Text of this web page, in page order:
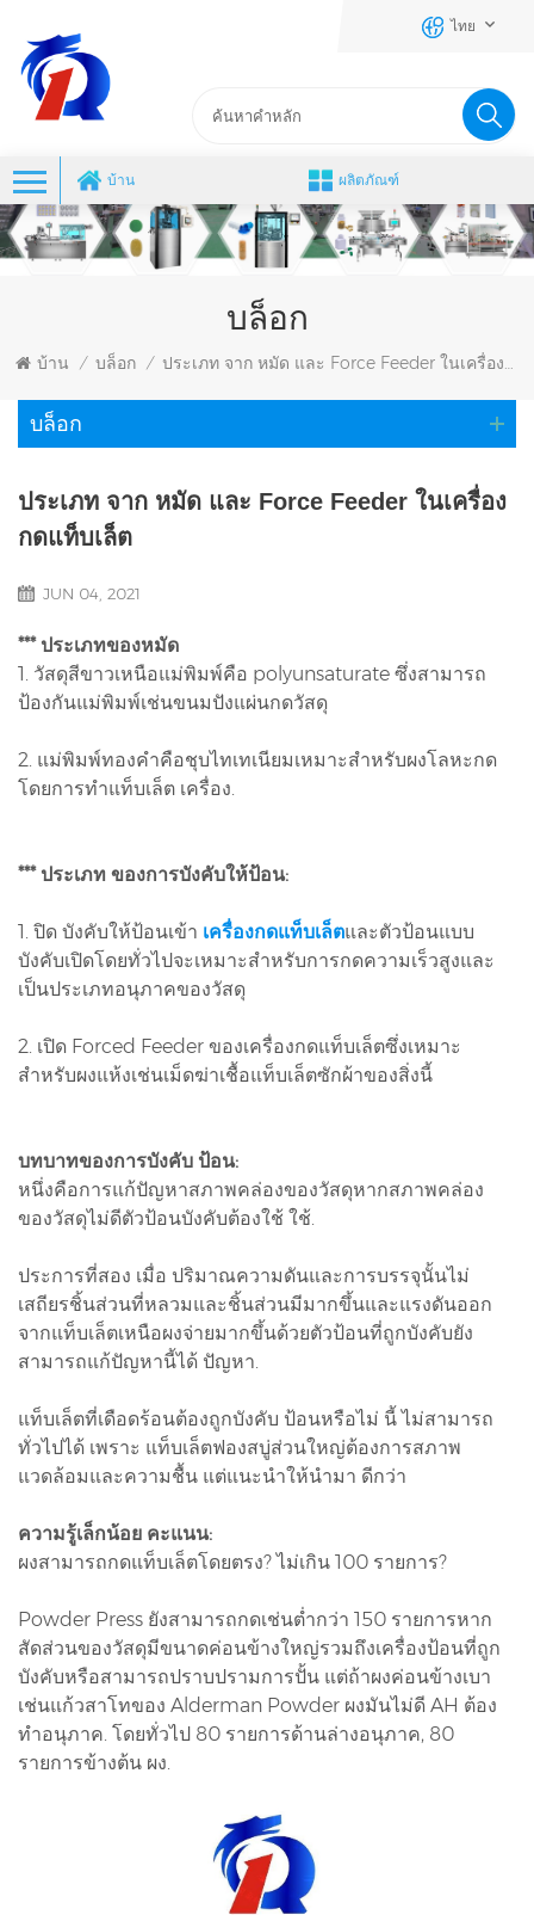
ไทย
บ้าน ผลิตภัณฑ์
บล็อก
บ้าน / บล็อก / ประเภท จาก หมัด และ Force Feeder ในเครื่องกดแท็บเล็ต
บล็อก
ประเภท จาก หมัด และ Force Feeder ในเครื่อง
กดแท็บเล็ต
JUN 04, 2021
*** ประเภทของหมัด
1. วัสดุสีขาวเหนือแม่พิมพ์คือ polyunsaturate ซึ่งสามารถ
ป้องกันแม่พิมพ์เช่นขนมปังแผ่นกดวัสดุ
2. แม่พิมพ์ทองคำคือชุบไทเทเนียมเหมาะสำหรับผงโลหะกด
โดยการทำแท็บเล็ต เครื่อง.
*** ประเภท ของการบังคับให้ป้อน:
1. ปิด บังคับให้ป้อนเข้า เครื่องกดแท็บเล็ตและตัวป้อนแบบ
บังคับเปิดโดยทั่วไปจะเหมาะสำหรับการกดความเร็วสูงและ
เป็นประเภทอนุภาคของวัสดุ
2. เปิด Forced Feeder ของเครื่องกดแท็บเล็ตซึ่งเหมาะ
สำหรับผงแห้งเช่นเม็ดฆ่าเชื้อแท็บเล็ตซักผ้าของสิ่งนี้
บทบาทของการบังคับ ป้อน:
หนึ่งคือการแก้ปัญหาสภาพคล่องของวัสดุหากสภาพคล่อง
ของวัสดุไม่ดีตัวป้อนบังคับต้องใช้ ใช้.
ประการที่สอง เมื่อ ปริมาณความดันและการบรรจุนั้นไม่
เสถียรชิ้นส่วนที่หลวมและชิ้นส่วนมีมากขึ้นและแรงดันออก
จากแท็บเล็ตเหนือผงจ่ายมากขึ้นด้วยตัวป้อนที่ถูกบังคับยัง
สามารถแก้ปัญหานี้ได้ ปัญหา.
แท็บเล็ตที่เดือดร้อนต้องถูกบังคับ ป้อนหรือไม่ นี้ ไม่สามารถ
ทั่วไปได้ เพราะ แท็บเล็ตฟองสบู่ส่วนใหญ่ต้องการสภาพ
แวดล้อมและความชื้น แต่แนะนำให้นำมา ดีกว่า
ความรู้เล็กน้อย คะแนน:
ผงสามารถกดแท็บเล็ตโดยตรง? ไม่เกิน 100 รายการ?
Powder Press ยังสามารถกดเช่นต่ำกว่า 150 รายการหาก
สัดส่วนของวัสดุมีขนาดค่อนข้างใหญ่รวมถึงเครื่องป้อนที่ถูก
บังคับหรือสามารถปราบปรามการปั้น แต่ถ้าผงค่อนข้างเบา
เช่นแก้วสาโทของ Alderman Powder ผงมันไม่ดี AH ต้อง
ทำอนุภาค. โดยทั่วไป 80 รายการด้านล่างอนุภาค, 80
รายการข้างต้น ผง.